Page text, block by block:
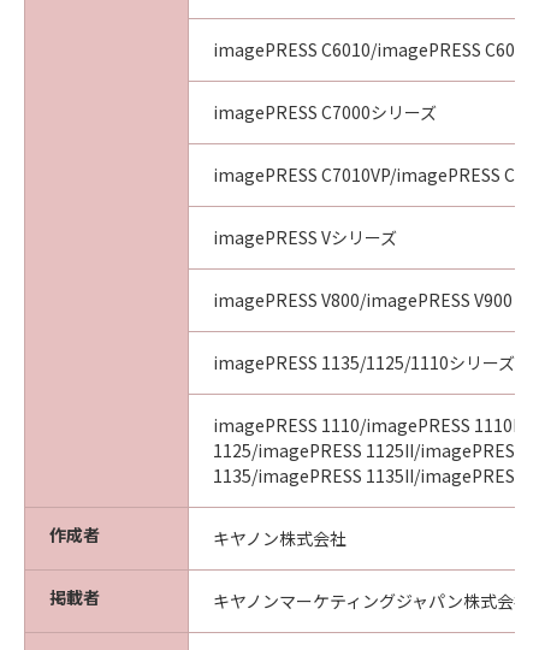
imagePRESS C6010/imagePRESS C6011
imagePRESS C7000シリーズ
imagePRESS C7010VP/imagePRESS
imagePRESS Vシリーズ
imagePRESS V800/imagePRESS V900
imagePRESS 1135/1125/1110シリーズ
imagePRESS 1110/imagePRESS 1110II/
1125/imagePRESS 1125II/imagePRESS
1135/imagePRESS 1135II/imagePRESS
作成者 キヤノン株式会社
掲載者 キヤノンマーケティングジャパン株式会社